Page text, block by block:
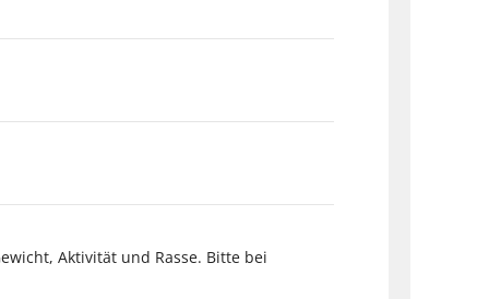
Aktivität und Rasse. Bitte bei